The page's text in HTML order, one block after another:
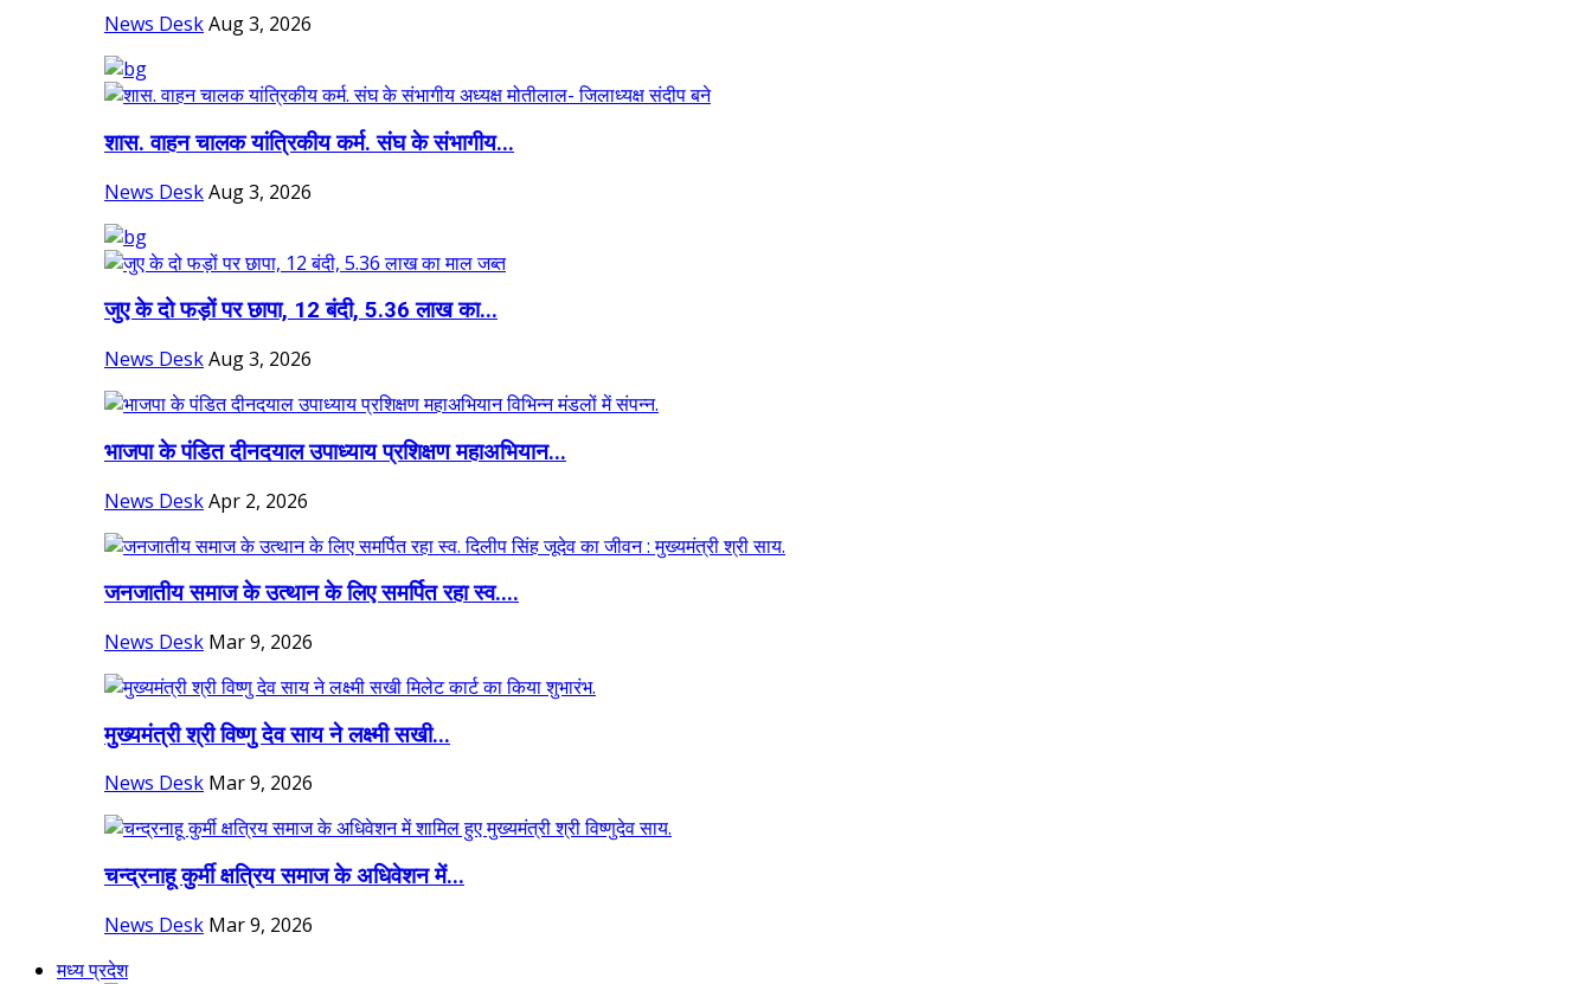
News DeskAug 3, 2026
शास. वाहन चालक यांत्रिकीय कर्म. संघ के संभागीय...
News DeskAug 3, 2026
जुए के दो फड़ों पर छापा, 12 बंदी, 5.36 लाख का...
News DeskAug 3, 2026
भाजपा के पंडित दीनदयाल उपाध्याय प्रशिक्षण महाअभियान...
News DeskApr 2, 2026
जनजातीय समाज के उत्थान के लिए समर्पित रहा स्व....
News Desk Mar 9, 2026
मुख्यमंत्री श्री विष्णु देव साय ने लक्ष्मी सखी...
News Desk Mar 9, 2026
चन्द्रनाहू कुर्मी क्षत्रिय समाज के अधिवेशन में...
News Desk Mar 9, 2026
मध्य प्रदेश